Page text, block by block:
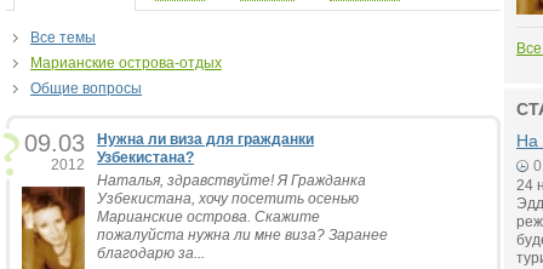
Все темы
Марианские острова-отдых
Общие вопросы
09.03
2012
Нужна ли виза для гражданки
Узбекистана?
Наталья, здравствуйте! Я Гражданка
Узбекистана, хочу посетить осенью
Марианские острова. Скажите
пожалуйста нужна ли мне виза? Заранее
благодарю за...
На
24